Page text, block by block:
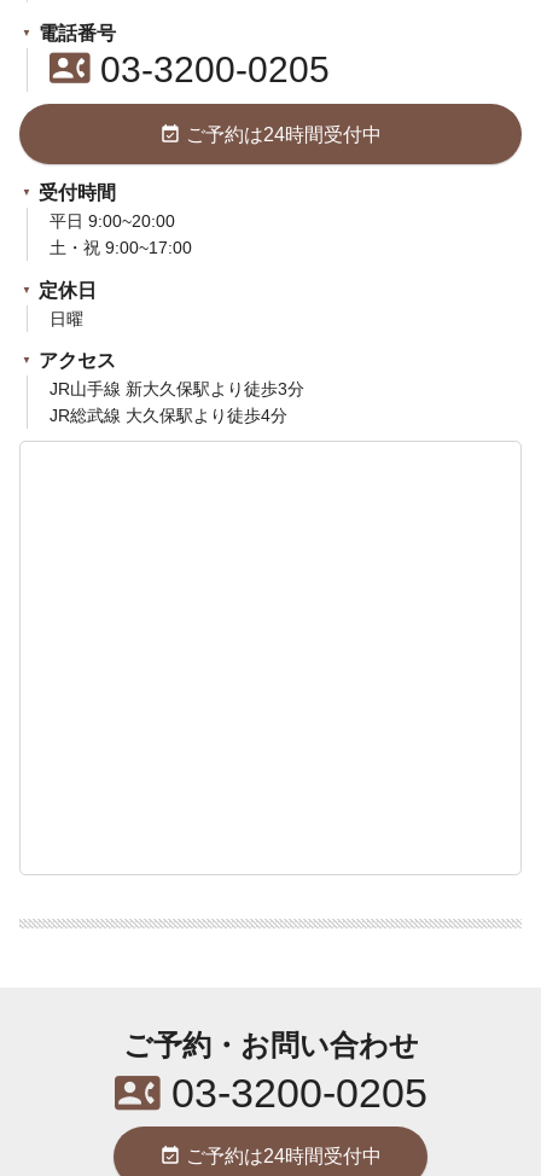
電話番号
contact_phone03-3200-0205
event_available ご予約は24時間受付中
受付時間
平日 9:00~20:00
土・祝 9:00~17:00
定休日
日曜
アクセス
JR山手線 新大久保駅より徒歩3分
JR総武線 大久保駅より徒歩4分
ご予約・お問い合わせ
contact_phone03-3200-0205
event_available ご予約は24時間受付中